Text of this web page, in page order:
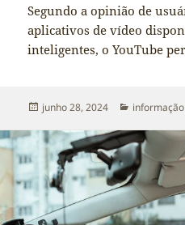
Segundo a opinião de
aplicativos de vídeo
inteligentes, o YouTube
Publicado
junho 28, 2024 Categorias
informação